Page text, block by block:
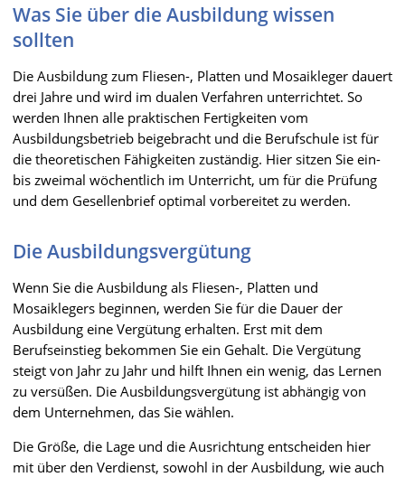
Was Sie über die Ausbildung wissen
sollten
Die Ausbildung zum Fliesen-, Platten und Mosaikleger dauert
drei Jahre und wird im dualen Verfahren unterrichtet. So
werden Ihnen alle praktischen Fertigkeiten vom
Ausbildungsbetrieb beigebracht und die Berufschule ist für
die theoretischen Fähigkeiten zuständig. Hier sitzen Sie ein-
bis zweimal wöchentlich im Unterricht, um für die Prüfung
und dem Gesellenbrief optimal vorbereitet zu werden.
Die Ausbildungsvergütung
Wenn Sie die Ausbildung als Fliesen-, Platten und
Mosaiklegers beginnen, werden Sie für die Dauer der
Ausbildung eine Vergütung erhalten. Erst mit dem
Berufseinstieg bekommen Sie ein Gehalt. Die Vergütung
steigt von Jahr zu Jahr und hilft Ihnen ein wenig, das Lernen
zu versüßen. Die Ausbildungsvergütung ist abhängig von
dem Unternehmen, das Sie wählen.
Die Größe, die Lage und die Ausrichtung entscheiden hier
mit über den Verdienst, sowohl in der Ausbildung, wie auch